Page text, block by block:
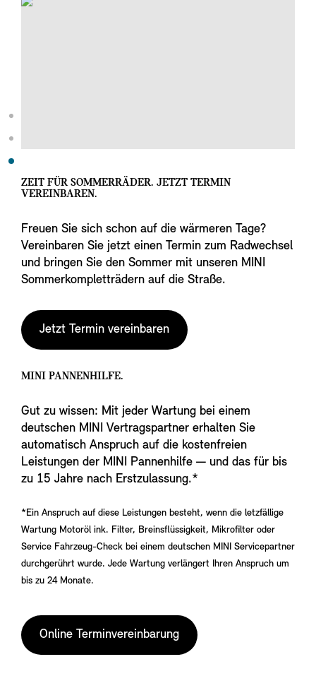
ZEIT FÜR SOMMERRÄDER. JETZT TERMIN
VEREINBAREN.
Freuen Sie sich schon auf die wärmeren Tage?
Vereinbaren Sie jetzt einen Termin zum Radwechsel
und bringen Sie den Sommer mit unseren MINI
Sommerkompletträdern auf die Straße.
Jetzt Termin vereinbaren
MINI PANNENHILFE.
Gut zu wissen: Mit jeder Wartung bei einem
deutschen MINI Vertragspartner erhalten Sie
automatisch Anspruch auf die kostenfreien
Leistungen der MINI Pannenhilfe — und das für bis
zu 15 Jahre nach Erstzulassung.*
*Ein Anspruch auf diese Leistungen besteht, wenn die letzfällige
Wartung Motoröl ink. Filter, Breinsflüssigkeit, Mikrofilter oder
Service Fahrzeug-Check bei einem deutschen MINI Servicepartner
durchgerührt wurde. Jede Wartung verlängert Ihren Anspruch um
bis zu 24 Monate.
Online Terminvereinbarung